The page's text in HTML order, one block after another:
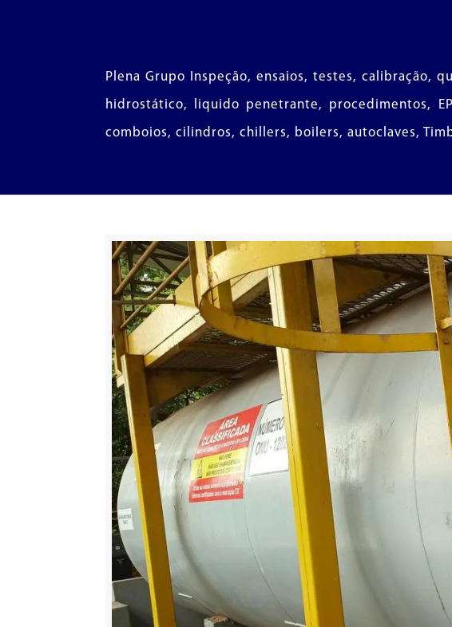
Plena Grupo Inspeção, ensaios, testes, calibração,
hidrostático, liquido penetrante, procedimentos,
comboios, cilindros, chillers, boilers, autoclaves,